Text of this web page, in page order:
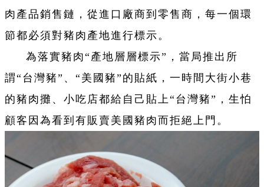
肉產品銷售鏈，從進口廠商到零售商，每一個環
節都必須對豬肉產地進行標示。
為落實豬肉“產地層層標示”，當局推出所
謂“台灣豬”、“美國豬”的貼紙，一時間大街小巷
的豬肉攤、小吃店都給自己貼上“台灣豬”，生怕
顧客因為看到有販賣美國豬肉而拒絕上門。